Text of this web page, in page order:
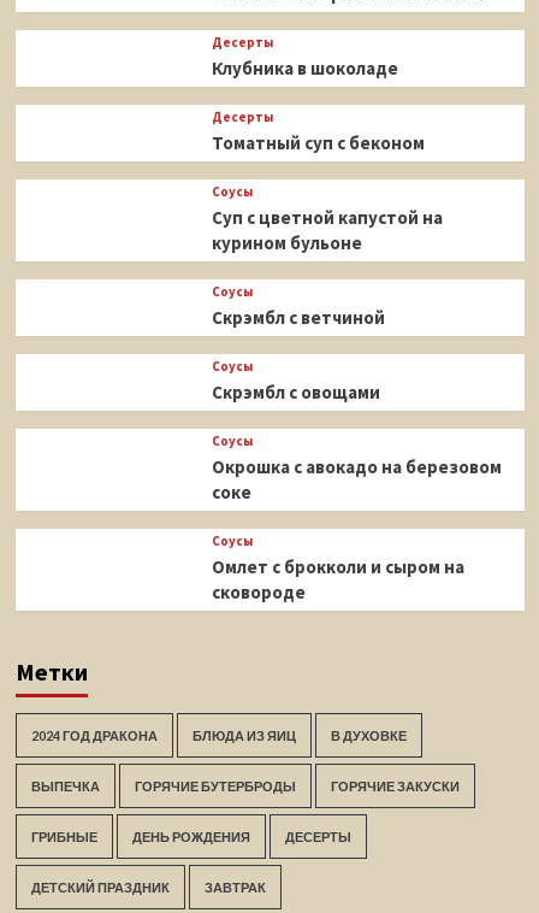
Десерты
Клубника в шоколаде
Десерты
Томатный суп с беконом
Соусы
Суп с цветной капустой на
курином бульоне
Соусы
Скрэмбл с ветчиной
Соусы
Скрэмбл с овощами
Соусы
Окрошка с авокадо на березовом
соке
Соусы
Омлет с брокколи и сыром на
сковороде
Метки
2024 ГОД ДРАКОНА БЛЮДА ИЗ ЯИЦ В ДУХОВКЕ
ВЫПЕЧКА ГОРЯЧИЕ БУТЕРБРОДЫ ГОРЯЧИЕ ЗАКУСКИ
ГРИБНЫЕ ДЕНЬ РОЖДЕНИЯ ДЕСЕРТЫ
ДЕТСКИЙ ПРАЗДНИК ЗАВТРАК